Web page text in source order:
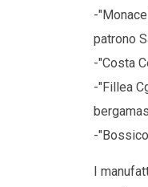
-
patrono
-"Costa
-"Fillea
-
I